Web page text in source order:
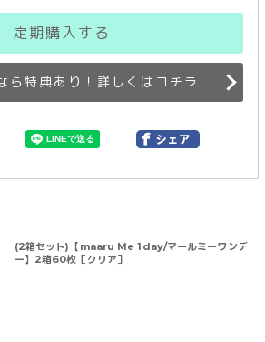
定期購入する
ら特典あり！詳しくはコチラ
(2箱セット)【maaru Me 1day/マールミーワンデ
ー】2箱60枚［クリア］